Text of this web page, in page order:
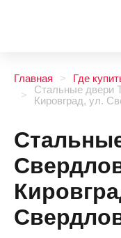
Главная Где
Стальные двери
Кировград, ул.